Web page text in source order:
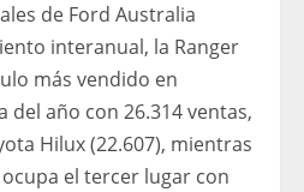
de Ford Australia
interanual, la Ranger
más vendido en
del año con 26.314 ventas,
Hilux (22.607), mientras
el tercer lugar con